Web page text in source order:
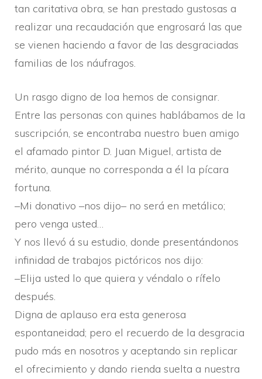
tan caritativa obra, se han prestado gustosas a
realizar una recaudación que engrosará las que
se vienen haciendo a favor de las desgraciadas
familias de los náufragos.
Un rasgo digno de loa hemos de consignar.
Entre las personas con quines hablábamos de la
suscripción, se encontraba nuestro buen amigo
el afamado pintor D. Juan Miguel, artista de
mérito, aunque no corresponda a él la pí­cara
fortuna.
–Mi donativo –nos dijo– no será en metálico;
pero venga usted…
Y nos llevó á su estudio, donde presentándonos
infinidad de trabajos pictóricos nos dijo:
–Elija usted lo que quiera y véndalo o rí­felo
después.
Digna de aplauso era esta generosa
espontaneidad; pero el recuerdo de la desgracia
pudo más en nosotros y aceptando sin replicar
el ofrecimiento y dando rienda suelta a nuestra